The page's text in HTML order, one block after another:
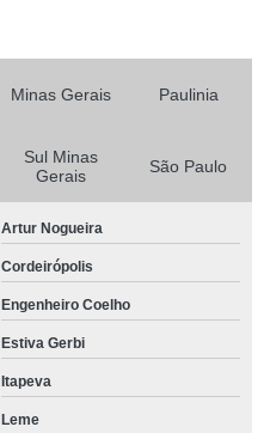
Minas Gerais Paulinia
Sul Minas
Gerais
São Paulo
Artur Nogueira
Cordeirópolis
Engenheiro Coelho
Estiva Gerbi
Itapeva
Leme